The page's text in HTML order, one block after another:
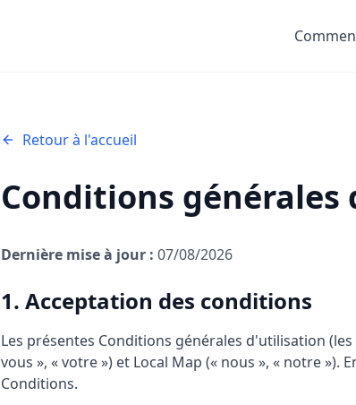
Retour à l'accueil
Conditions
Dernière mise à jour : 07/08/2026
1. Acceptation des conditions
Les présentes Conditions générales d'utilisation
vous », « votre ») et Local Map (« nous », « notre
Conditions.